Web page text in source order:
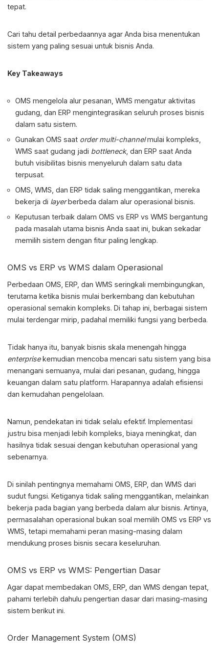
tepat.
Cari tahu detail perbedaannya agar Anda bisa menentukan
sistem yang paling sesuai untuk bisnis Anda.
Key Takeaways
OMS mengelola alur pesanan, WMS mengatur aktivitas
gudang, dan ERP mengintegrasikan seluruh proses bisnis
dalam satu sistem.
Gunakan OMS saat order multi-channelmulai kompleks,
WMS saat gudang jadi bottleneck, dan ERP saat Anda
butuh visibilitas bisnis menyeluruh dalam satu data
terpusat.
OMS, WMS, dan ERP tidak saling menggantikan, mereka
bekerja di layerberbeda dalam alur operasional bisnis.
Keputusan terbaik dalam OMS vs ERP vs WMS bergantung
pada masalah utama bisnis Anda saat ini, bukan sekadar
memilih sistem dengan fitur paling lengkap.
OMS vs ERP vs WMS dalam Operasional
Perbedaan OMS, ERP, dan WMS seringkali membingungkan,
terutama ketika bisnis mulai berkembang dan kebutuhan
operasional semakin kompleks. Di tahap ini, berbagai sistem
mulai terdengar mirip, padahal memiliki fungsi yang berbeda.
Tidak hanya itu, banyak bisnis skala menengah hingga
enterprisekemudian mencoba mencari satu sistem yang bisa
menangani semuanya, mulai dari pesanan, gudang, hingga
keuangan dalam satu platform. Harapannya adalah efisiensi
dan kemudahan pengelolaan.
Namun, pendekatan ini tidak selalu efektif. Implementasi
justru bisa menjadi lebih kompleks, biaya meningkat, dan
hasilnya tidak sesuai dengan kebutuhan operasional yang
sebenarnya.
Di sinilah pentingnya memahami OMS, ERP, dan WMS dari
sudut fungsi. Ketiganya tidak saling menggantikan, melainkan
bekerja pada bagian yang berbeda dalam alur bisnis. Artinya,
permasalahan operasional bukan soal memilih OMS vs ERP vs
WMS , tetapi memahami peran masing-masing dalam
mendukung proses bisnis secara keseluruhan.
OMS vs ERP vs WMS: Pengertian Dasar
Agar dapat membedakan OMS, ERP, dan WMS dengan tepat,
pahami terlebih dahulu pengertian dasar dari masing-masing
sistem berikut ini.
Order Management System (OMS)